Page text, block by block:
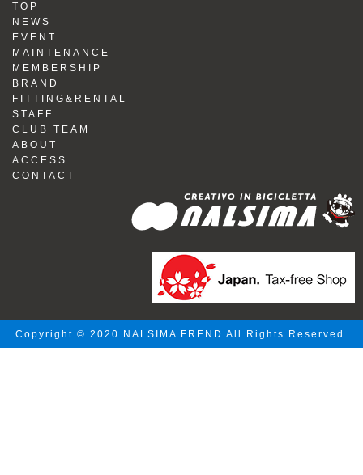
TOP
NEWS
EVENT
MAINTENANCE
MEMBERSHIP
BRAND
FITTING&RENTAL
STAFF
CLUB TEAM
ABOUT
ACCESS
CONTACT
Copyright © 2020 NALSIMA FREND All Rights Reserved.